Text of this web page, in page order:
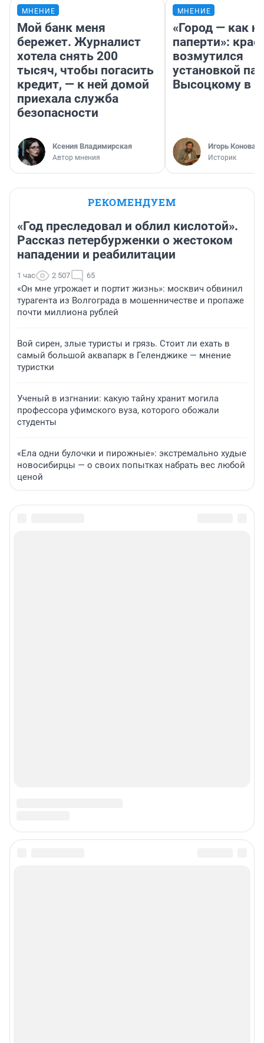
МНЕНИЕ
Мой банк меня
бережет. Журналист
хотела снять 200
тысяч, чтобы погасить
кредит, — к ней домой
приехала служба
безопасности
Ксения Владимирская
Автор мнения
МНЕНИЕ
«Город — как
паперти»:
возмутился
установкой
Высоцкому в
Игорь
Историк
РЕКОМЕНДУЕМ
«Год преследовал и облил кислотой».
Рассказ петербурженки о жестоком
нападении и реабилитации
1 час 2 507 65
«Он мне угрожает и портит жизнь»: москвич обвинил
турагента из Волгограда в мошенничестве и пропаже
почти миллиона рублей
Вой сирен, злые туристы и грязь. Стоит ли ехать в
самый большой аквапарк в Геленджике — мнение
туристки
Ученый в изгнании: какую тайну хранит могила
профессора уфимского вуза, которого обожали
студенты
«Ела одни булочки и пирожные»: экстремально худые
новосибирцы — о своих попытках набрать вес любой
ценой